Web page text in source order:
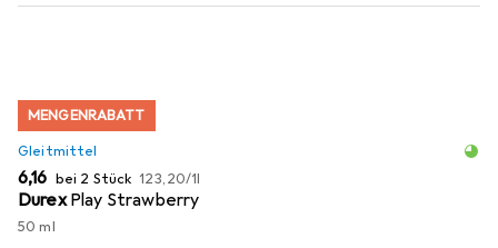
MENGENRABATT
Gleitmittel
EUR
6,16 bei 2 Stück EUR
123,20/1l
Durex Play Strawberry
50 ml